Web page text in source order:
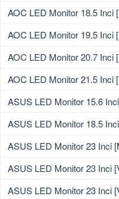
AOC LED Monitor 18.5 Inci
AOC LED Monitor 19.5 Inci
AOC LED Monitor 20.7 Inci
AOC LED Monitor 21.5 Inci
ASUS LED Monitor 15.6
ASUS LED Monitor 18.5
ASUS LED Monitor 23 Inci
ASUS LED Monitor 23 Inci
ASUS LED Monitor 23 Inci